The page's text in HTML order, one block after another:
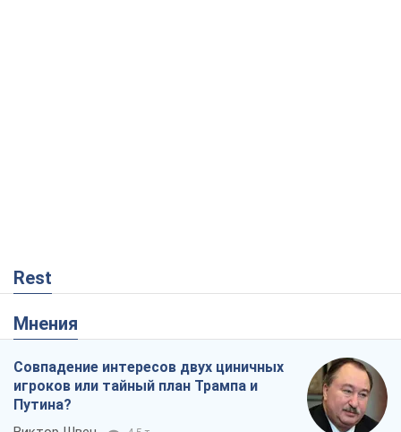
Rest
Мнения
Совпадение интересов двух циничных
игроков или тайный план Трампа и
Путина?